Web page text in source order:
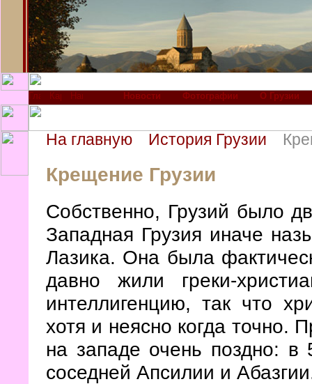
Новости Фотографии О Грузии
На главную История Грузии
Крещение Грузии
Собственно, Грузий было
Западная Грузия иначе
Лазика. Она была
давно жили греки-
интеллигенцию, так что
хотя и неясно когда точно.
на западе очень поздно:
соседней Апсилии и